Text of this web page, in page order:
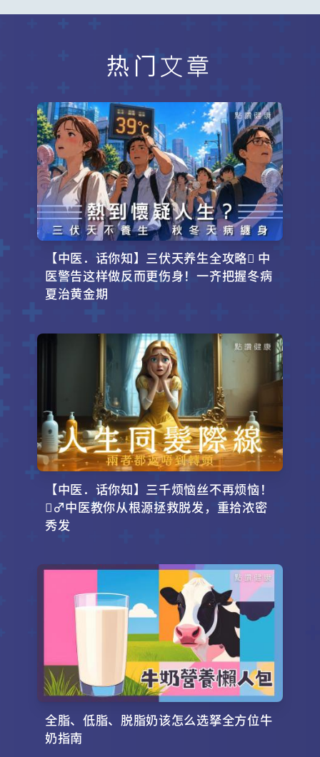
热门文章
【中医．话你知】三伏天养生全攻略 中
医警告这样做反而更伤身！一齐把握冬病
夏治黄金期
【中医．话你知】三千烦恼丝不再烦恼！
‍♂️中医教你从根源拯救脱发，重拾浓密
秀发
全脂、低脂、脱脂奶该怎么选拏全方位牛
奶指南